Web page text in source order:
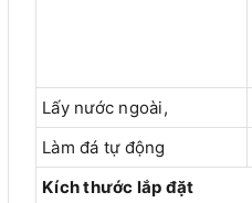
Lấy nước ngoài,
Làm đá tự động
Kích thước lắp đặt